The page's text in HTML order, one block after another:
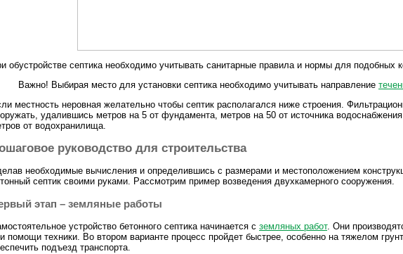
обустройстве септика необходимо учитывать санитарные правила и нормы для подобных
Важно! Выбирая место для установки септика необходимо учитывать направление
местность неровная желательно чтобы септик располагался ниже строения.
удалившись метров на 5 от фундамента, метров на 50 от источника
от водохранилища.
руководство для строительства
необходимые вычисления и определившись с размерами и местоположением
септик своими руками. Рассмотрим пример возведения двухкамерного сооружения.
этап – земляные работы
устройство бетонного септика начинается с земляных работ. Они
помощи техники. Во втором варианте процесс пройдет быстрее, особенно на тяжелом
подъезд транспорта.